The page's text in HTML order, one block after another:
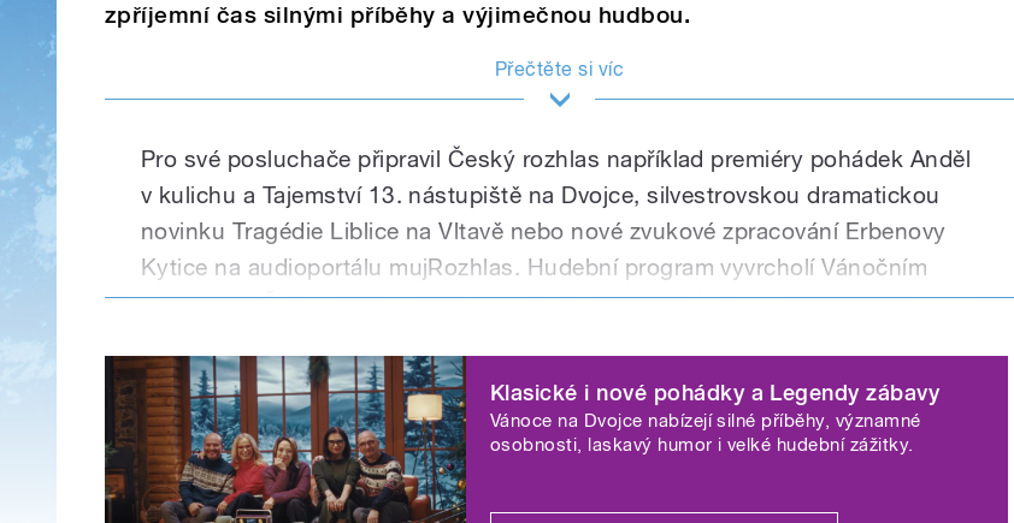
zpříjemní čas silnými příběhy a výjimečnou hudbou.
Přečtěte si víc
Pro své posluchače připravil Český rozhlas například premiéry pohádek Anděl
v kulichu a Tajemství 13. nástupiště na Dvojce, silvestrovskou dramatickou
novinku Tragédie Liblice na Vltavě nebo nové zvukové zpracování Erbenovy
Kytice na audioportálu mujRozhlas. Hudební program vyvrcholí Vánočním
koncertem Českého rozhlasu, jubilejním koncertem Muzikál expresu, tradiční
filharmoniků.
Rádio Junior uvádí jako velkou štědrovečerní premiéru 20dílnou četbu
bestselleru Percy Jackson – Zloděj blesku, v nabídce Radiožurnál a Plus jsou
bilanční Příběhy roku 2025, Změny roku 2026 a speciální sváteční vydání
Klasické i nové pohádky a Legendy zábavy
Vánoce na Dvojce nabízejí silné příběhy, významné
osobnosti, laskavý humor i velké hudební zážitky.